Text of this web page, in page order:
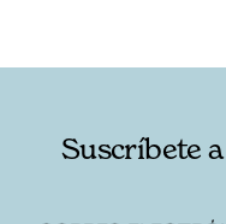
Suscríbete